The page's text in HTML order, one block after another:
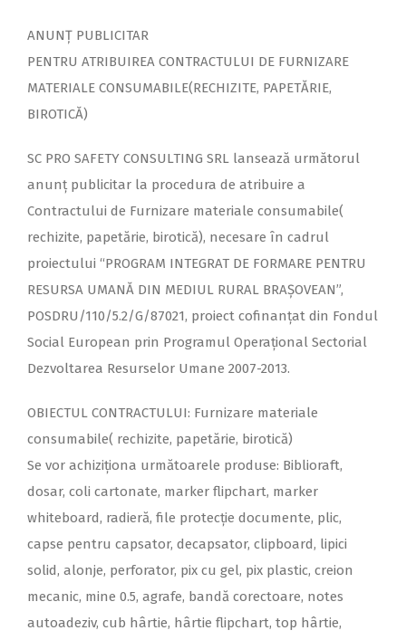
ANUNȚ PUBLICITAR
PENTRU ATRIBUIREA CONTRACTULUI DE FURNIZARE
MATERIALE CONSUMABILE(RECHIZITE, PAPETĂRIE,
BIROTICĂ)
SC PRO SAFETY CONSULTING SRL lansează următorul
anunț publicitar la procedura de atribuire a
Contractului de Furnizare materiale consumabile(
rechizite, papetărie, birotică), necesare în cadrul
proiectului “PROGRAM INTEGRAT DE FORMARE PENTRU
RESURSA UMANĂ DIN MEDIUL RURAL BRAȘOVEAN”,
POSDRU/110/5.2/G/87021, proiect cofinanţat din Fondul
Social European prin Programul Operaţional Sectorial
Dezvoltarea Resurselor Umane 2007-2013.
OBIECTUL CONTRACTULUI: Furnizare materiale
consumabile( rechizite, papetărie, birotică)
Se vor achiziționa următoarele produse: Biblioraft,
dosar, coli cartonate, marker flipchart, marker
whiteboard, radieră, file protecţie documente, plic,
capse pentru capsator, decapsator, clipboard, lipici
solid, alonje, perforator, pix cu gel, pix plastic, creion
mecanic, mine 0.5, agrafe, bandă corectoare, notes
autoadeziv, cub hârtie, hârtie flipchart, top hârtie,